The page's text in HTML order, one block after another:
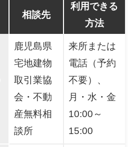
相談先
利用できる
方法
鹿児島県
宅地建物
取引業協
会・不動
産無料相
談所
来所または
電話（予約
不要）、
月・水・金
10:00～
15:00